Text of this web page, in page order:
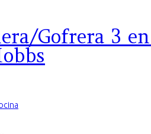
Gofrera 3